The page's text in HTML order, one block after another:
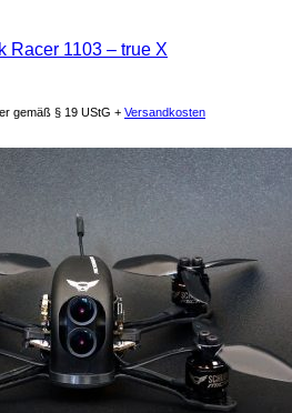
Racer 1103 – true X
gemäß § 19 UStG + Versandkosten